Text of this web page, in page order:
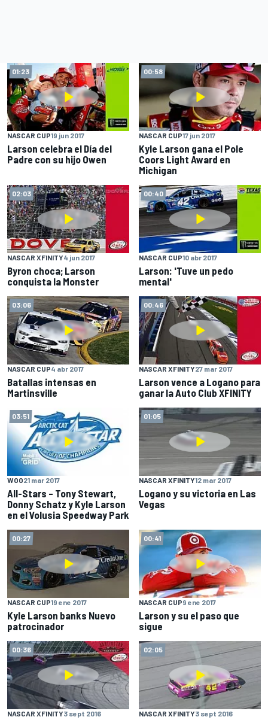
01:23
NASCAR CUP19 jun 2017
Larson celebra el Día del
Padre con su hijo Owen
00:58
NASCAR CUP17 jun 2017
Kyle Larson gana el Pole
Coors Light Award en
Michigan
02:03
NASCAR XFINITY4 jun 2017
Byron choca; Larson
conquista la Monster
00:40
NASCAR CUP10 abr 2017
Larson: 'Tuve un pedo
mental'
03:06
NASCAR CUP4 abr 2017
Batallas intensas en
Martinsville
00:46
NASCAR XFINITY27 mar 2017
Larson vence a Logano para
ganar la Auto Club XFINITY
03:51
WOO21 mar 2017
All-Stars – Tony Stewart,
Donny Schatz y Kyle Larson
en el Volusia Speedway Park
01:05
NASCAR XFINITY12 mar 2017
Logano y su victoria en Las
Vegas
00:27
NASCAR CUP19 ene 2017
Kyle Larson banks Nuevo
patrocinador
00:41
NASCAR CUP9 ene 2017
Larson y su el paso que
sigue
00:36
NASCAR XFINITY3 sept 2016
02:05
NASCAR XFINITY3 sept 2016